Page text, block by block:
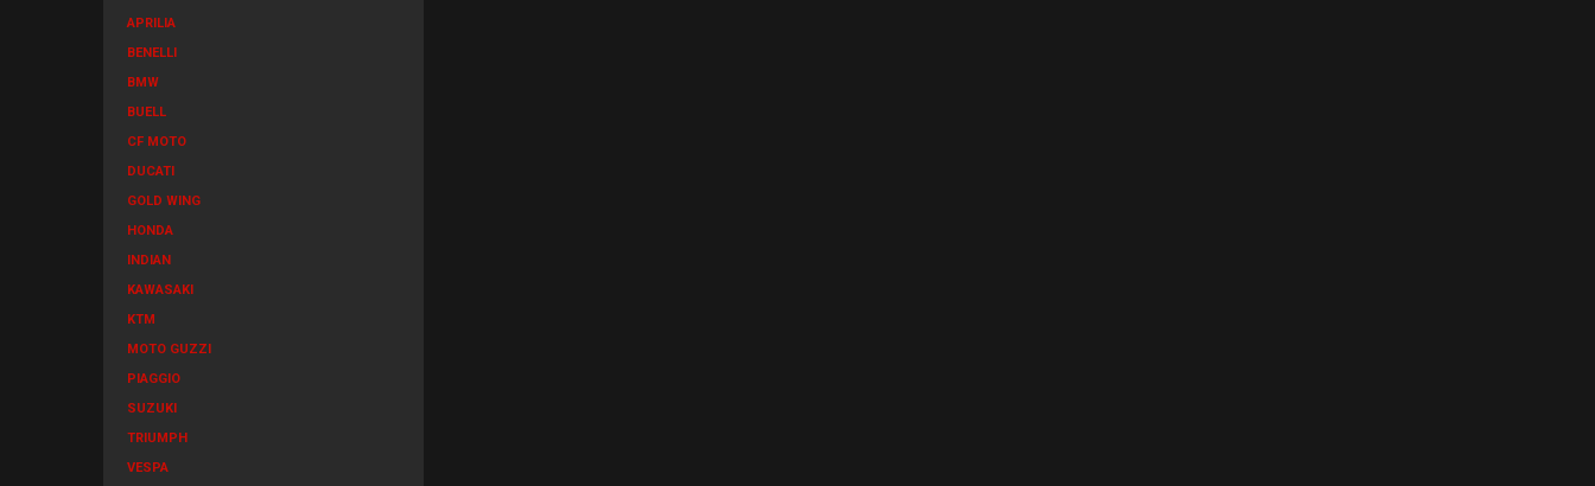
APRILIA
BENELLI
BMW
BUELL
CF MOTO
DUCATI
GOLD WING
HONDA
INDIAN
KAWASAKI
KTM
MOTO GUZZI
PIAGGIO
SUZUKI
TRIUMPH
VESPA